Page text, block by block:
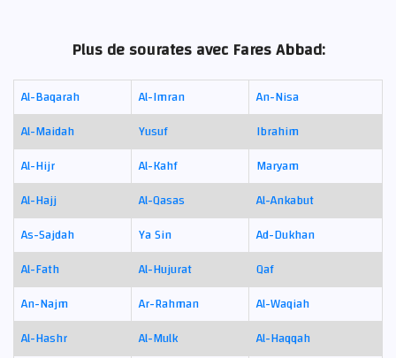
Plus de sourates avec Fares Abbad:
Al-Baqarah Al-Imran
An-Nisa
Al-Maidah
Yusuf
Ibrahim
Al-Hijr
Al-Kahf
Maryam
Al-Hajj
Al-Qasas
Al-Ankabut
As-Sajdah
Ya Sin
Ad-Dukhan
Al-Fath
Al-Hujurat
Qaf
An-Najm
Ar-Rahman
Al-Waqiah
Al-Hashr
Al-Mulk
Al-Haqqah